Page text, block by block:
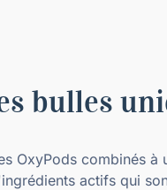
bulles
OxyPods combinés à
actifs qui